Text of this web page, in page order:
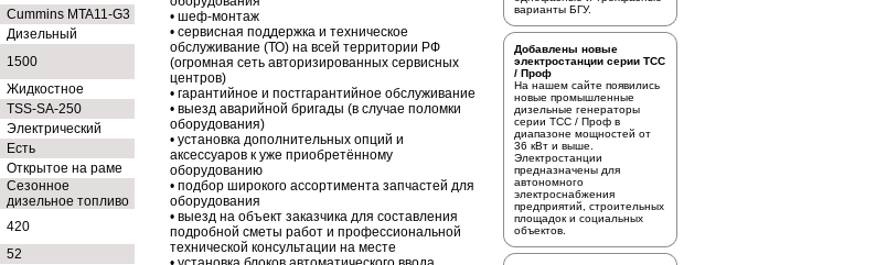
Cummins MTA11-G3
Дизельный
1500
Жидкостное
TSS-SA-250
Электрический
Есть
Открытое на раме
Сезонное
дизельное топливо
420
52
• шеф-монтаж
• сервисная поддержка и техническое
обслуживание (ТО) на всей территории РФ
(огромная сеть авторизированных сервисных
центров)
• гарантийное и постгарантийное обслуживание
• выезд аварийной бригады (в случае поломки
оборудования)
• установка дополнительных опций и
аксессуаров к уже приобретённому
оборудованию
• подбор широкого ассортимента запчастей для
оборудования
• выезд на объект заказчика для составления
подробной сметы работ и профессиональной
технической консультации на месте
варианты БГУ.
Добавлены новые
электростанции серии ТСС
/ Проф
На нашем сайте появились
новые промышленные
дизельные генераторы
серии ТСС / Проф в
диапазоне мощностей от
36 кВт и выше.
Электростанции
предназначены для
автономного
электроснабжения
предприятий, строительных
площадок и социальных
объектов.